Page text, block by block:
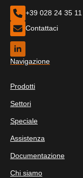
+39 028 24 35 11
Contattaci
Navigazione
Prodotti
Settori
Speciale
Assistenza
Documentazione
Chi siamo